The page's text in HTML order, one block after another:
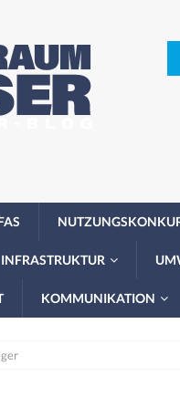
INFRASTRUKTUR
KOMMUNIKATION